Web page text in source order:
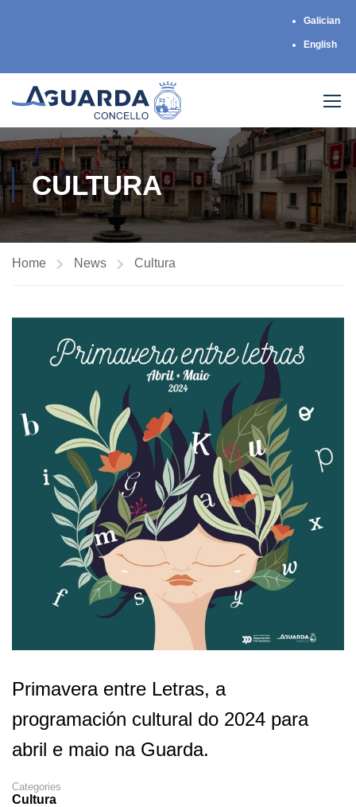
Galician
English
CULTURA
Home News Cultura
Primavera entre Letras, a
programación cultural do 2024 para
abril e maio na Guarda.
Categories
Cultura